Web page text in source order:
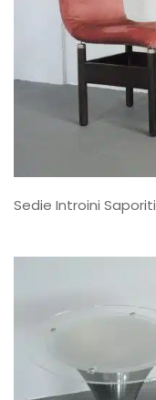
Sedie Introini Saporiti